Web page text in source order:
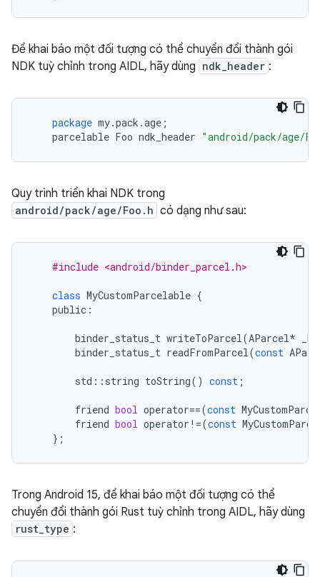
Để khai báo một đối tượng có thể chuyển đổi thành gói
NDK tuỳ chỉnh trong AIDL, hãy dùng ndk_header :
package my.pack .age ;
parcelable Foo ndk_header "android/pack/age/
Quy trình triển khai NDK trong
android/pack/age/Foo.h có dạng như sau:
#include <android/binder_parcel.h>
class MyCustomParcelable {
public :
binder_status_t writeToParcel(AParcel*
binder_status_t readFromParcel(const
std :: string toString() const ;
friend bool operator==(const
friend bool operator !=(const
};
Trong Android 15, để khai báo một đối tượng có thể
chuyển đổi thành gói Rust tuỳ chỉnh trong AIDL, hãy dùng
rust_type :